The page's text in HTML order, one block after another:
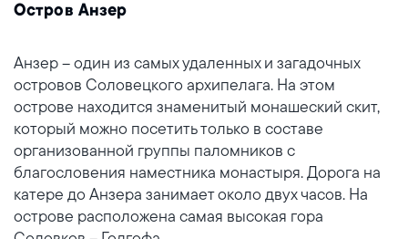
Остров Анзер
Анзер – один из самых удаленных и загадочных
островов Соловецкого архипелага. На этом
острове находится знаменитый монашеский скит,
который можно посетить только в составе
организованной группы паломников с
благословения наместника монастыря. Дорога на
катере до Анзера занимает около двух часов. На
острове расположена самая высокая гора